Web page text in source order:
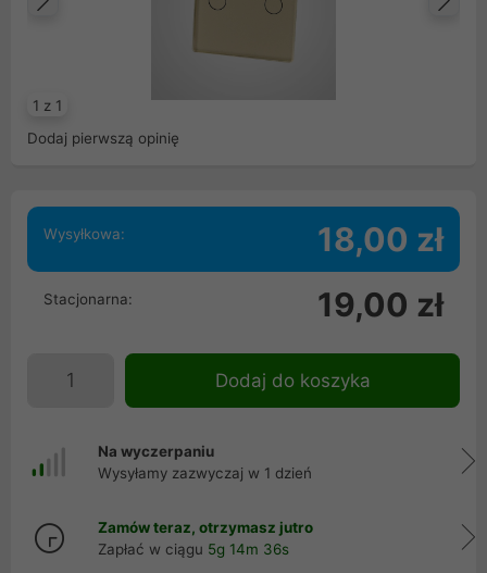
1 z 1
Poprzedni
Dodaj pierwszą opinię
Wysyłkowa: 18,00 zł
Stacjonarna: 19,00 zł
Dodaj do koszyka
Na wyczerpaniu
Wysyłamy zazwyczaj w 1 dzień
Zamów teraz, otrzymasz jutro
Zapłać w ciągu 5g 14m 36s